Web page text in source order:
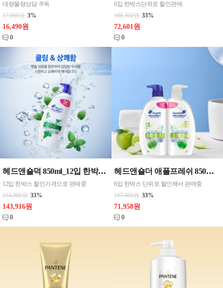
대량물량상담 쿠독
17,000원 3%
16,490원
0
6입 한박스단위로 할인판매
108,360원 33%
72,601원
0
헤드앤숄덕 850ml_12입 한박스 샴푸, 린스 가려운두피케어샴푸, 딥클린샴푸, 애플샴푸, 쿨멘솔샴푸, 두피트리트먼트가려운린스, 두피트리트먼트쿨멘솔린스
12입 한박스 할인가격으로 판매중
214,800원 33%
143,916원
0
헤드앤숄더 애플프레쉬 850ML_{6입 한박스} 애플프레쉬린스 , 딥클린린스 선택
6입 한박스 단위로 할인해서 판매중
107,400원 33%
71,958원
0